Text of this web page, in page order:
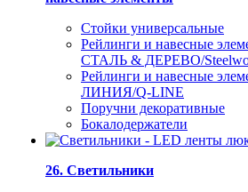
Стойки универсальные
Рейлинги и навесные
СТАЛЬ & ДЕРЕВО/
Рейлинги и навесные
ЛИНИЯ/Q-LINE
Поручни декоративные
Бокалодержатели
26. Светильники